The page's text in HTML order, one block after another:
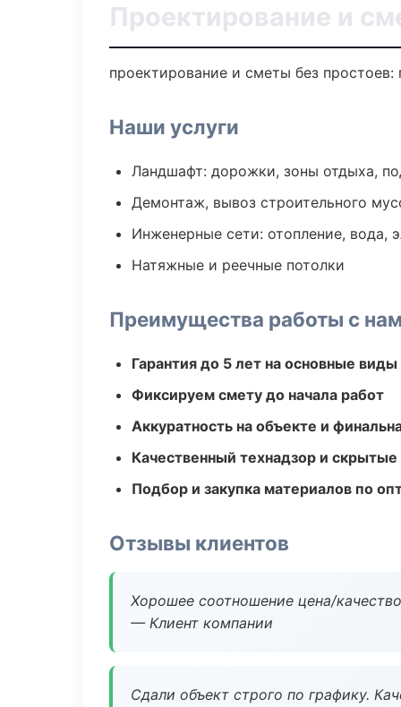
Проектирование и
проектирование и сметы без простоев:
Наши услуги
Ландшафт: дорожки, зоны отдыха,
Демонтаж, вывоз строительного
Инженерные сети: отопление, вода,
Натяжные и реечные потолки
Преимущества работы с
Гарантия до 5 лет на основные виды
Фиксируем смету до начала работ
Аккуратность на объекте и
Качественный технадзор и
Подбор и закупка материалов по
Отзывы клиентов
Хорошее соотношение цена/
— Клиент компании
Сдали объект строго по графику.